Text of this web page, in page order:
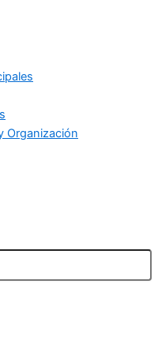
Organización